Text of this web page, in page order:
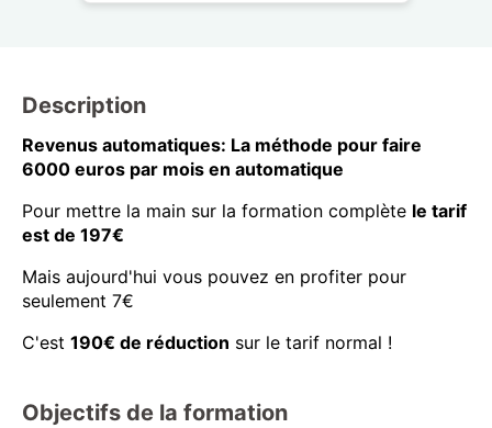
Description
Revenus automatiques: La méthode pour faire
6000 euros par mois en automatique
Pour mettre la main sur la formation complète le tarif
est de 197€
Mais aujourd'hui vous pouvez en profiter pour
seulement 7€
C'est 190€ de réduction sur le tarif normal !
Objectifs de la formation